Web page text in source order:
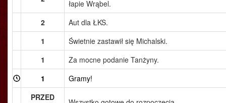
łapie Wrąbel.
2
Aut dla ŁKS.
1
Świetnie zastawił się Michalski.
1
Za mocne podanie Tanżyny.
1
Gramy!
PRZED